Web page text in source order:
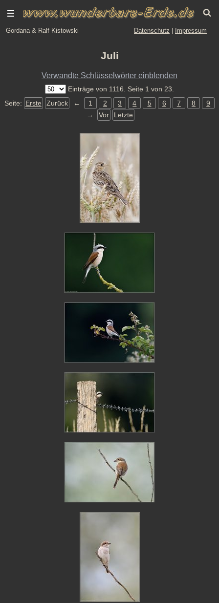
Gordana & Ralf Kistowski Datenschutz Impressum
Juli
Verwandte Schlüsselwörter einblenden
Einträge von 1116. Seite 1 von 23.
Seite: Erste Zurück ← 1 2 3 4 5 6 7 8
9
→
Vor Letzte